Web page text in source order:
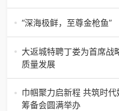
（中国晨报头条讯）景德
陶瓷瑰宝；元代釉里红的
“深海极鲜，至尊金枪鱼”
“深海极鲜，至尊金枪鱼”
开鱼品鉴仪式圆满落幕
白金汉爵大酒店大
大返城特聘丁娄为首席战
质量发展
2026年4月16日，大返城
约仪式，正式特聘丁娄先
强强联合，是大返城集团
巾帼聚力启新程 共筑时
筹备会圆满举办